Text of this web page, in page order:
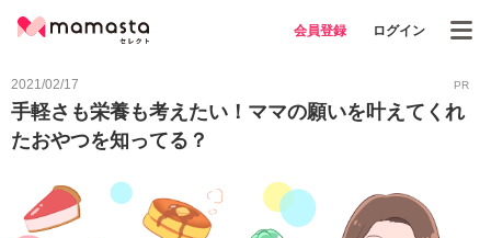
会員登録 ログイン
2021/02/17 PR
手軽さも栄養も考えたい！ママの願いを叶えてくれ
たおやつを知ってる？